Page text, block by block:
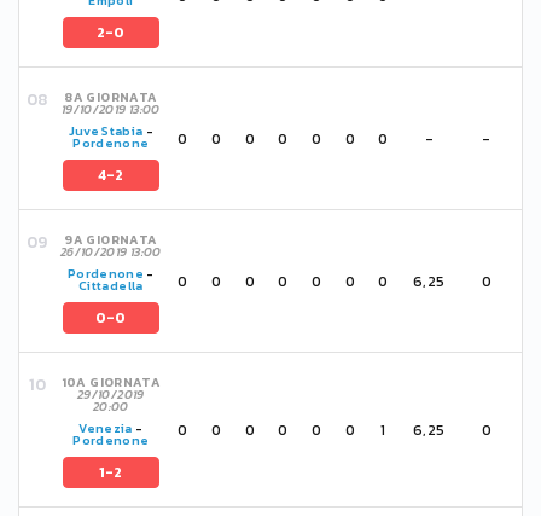
2-0
8A GIORNATA
19/10/2019 13:00
Juve Stabia -
Pordenone
4-2
0 0 0 0 0 0 0 - -
9A GIORNATA
26/10/2019 13:00
Pordenone -
Cittadella
0-0
0 0 0 0 0 0 0 6,25 0
10A GIORNATA
29/10/2019
20:00
Venezia -
Pordenone
1-2
0 0 0 0 0 0 1 6,25 0